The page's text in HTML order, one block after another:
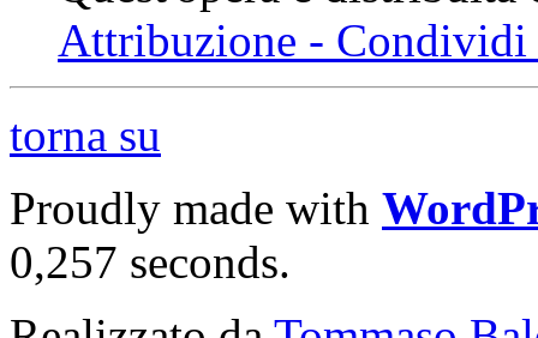
Attribuzione - Condividi
torna su
Proudly made with
0,257 seconds.